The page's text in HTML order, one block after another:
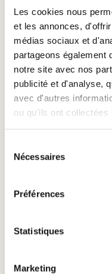
Les cookies nous
et les annonces,
médias sociaux et
partageons également
notre site avec nos
publicité et d'analyse,
avec d'autres
ou qu'ils ont
Nécessaires
Préférences
Statistiques
Marketing
plus drôle gagne
In